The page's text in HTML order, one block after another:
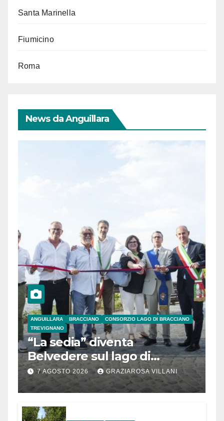
Santa Marinella
Fiumicino
Roma
News da Anguillara
ANGUILLARA BRACCIANO
CONSORZIO LAGO DI BRACCIANO
TREVIGNANO
“La sedia” diventa
Belvedere sul lago di
Bracciano: ieri
l’inaugurazione
7 AGOSTO 2026 GRAZIAROSA VILLANI